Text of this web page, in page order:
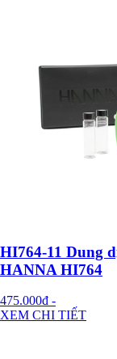
HI764-11 Dung
HANNA HI764
475.000đ -
XEM CHI TIẾT